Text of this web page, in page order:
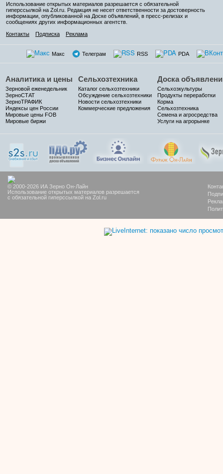
Использование открытых материалов разрешается с обязательной
гиперссылкой на Zol.ru. Редакция не несет ответственности за достоверность
информации, опубликованной на Доске объявлений, в пресс-релизах и
сообщениях других информационных агентств.
Контакты
Подписка Реклама
Макс Телеграм RSS PDA
Аналитика и цены
Зерновой еженедельник
ЗерноСТАТ
ЗерноТРАФИК
Индексы цен России
Мировые цены FOB
Мировые биржи
Сельхозтехника
Каталог сельхозтехники
Обсуждение сельхозтехники
Новости сельхозтехники
Коммерческие предложения
Доска
Сельхозкультуры
Продукты переработки
Корма
Сельхозтехника
Семена и агросредства
Услуги на агрорынке
© 2000-2026 ИА Зерно Он-Лайн
Использование открытых материалов разрешается
с обязательной гиперссылкой на Zol.ru